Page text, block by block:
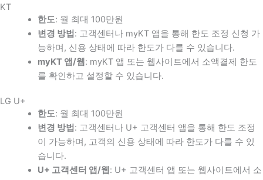
KT
한도: 월 최대 100만원
변경 방법 : 고객센터나 myKT 앱을 통해 한도 조정 신청 가
능하며, 신용 상태에 따라 한도가 다를 수 있습니다.
myKT 앱/웹 : myKT 앱 또는 웹사이트에서 소액결제 한도
를 확인하고 설정할 수 있습니다.
LG U+
한도: 월 최대 100만원
변경 방법 : 고객센터나 U+ 고객센터 앱을 통해 한도 조정
이 가능하며, 고객의 신용 상태에 따라 한도가 다를 수 있
습니다.
U+ 고객센터 앱/웹 : U+ 고객센터 앱 또는 웹사이트에서 소